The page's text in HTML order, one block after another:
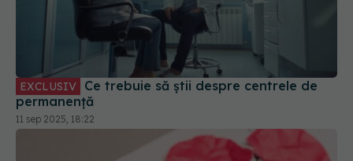
EXCLUSIV
permanență
11 sep 2025, 18:22